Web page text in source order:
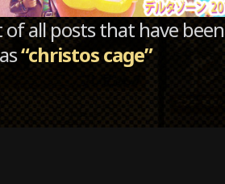
of all posts that have been
“christos cage”